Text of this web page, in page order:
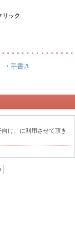
リック
手書き
け、に利用させて頂き